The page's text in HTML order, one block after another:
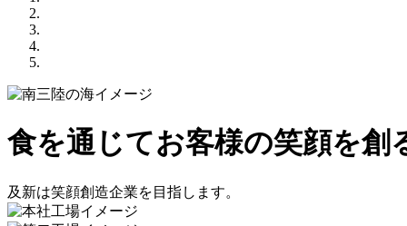
食を通じてお客様の笑顔を創
及新は笑顔創造企業を目指します。